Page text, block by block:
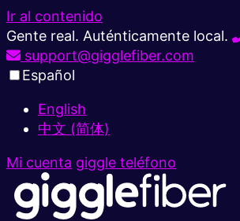
Ir al contenido
Gente real. Auténticamente local.
support@gigglefiber.com
Español
English
中文 (简体)
Mi cuenta giggle teléfono